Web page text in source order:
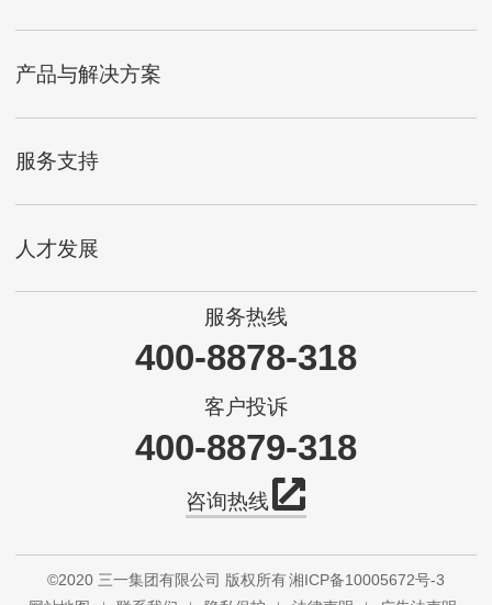
产品与解决方案
服务支持
人才发展
服务热线
400-8878-318
客户投诉
400-8879-318
咨询热线
©2020 三一集团有限公司 版权所有湘ICP备10005672号-3